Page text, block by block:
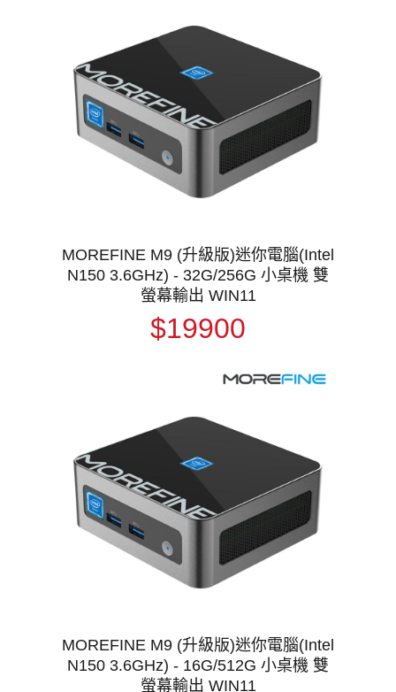
MOREFINE M9 (升級版)迷你電腦(Intel
N150 3.6GHz) - 32G/256G 小桌機 雙
螢幕輸出 WIN11
$19900
MOREFINE M9 (升級版)迷你電腦(Intel
N150 3.6GHz) - 16G/512G 小桌機 雙
螢幕輸出 WIN11